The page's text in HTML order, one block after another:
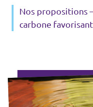
Nos propositions
carbone